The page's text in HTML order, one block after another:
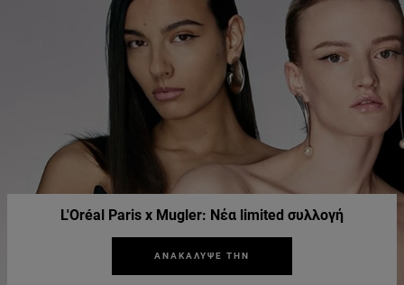
L'Oréal Paris x Mugler: Νέα limited συλλογή
ΑΝΑΚΑΛΥΨΕ ΤΗΝ